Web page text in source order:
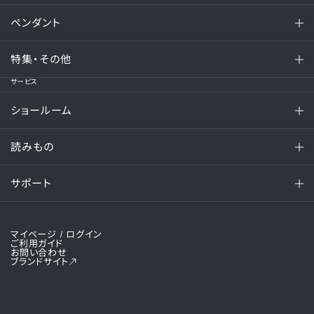
ペンダント
特集・その他
サービス
ショールーム
読みもの
サポート
マイページ / ログイン
ご利用ガイド
お問い合わせ
ブランドサイト